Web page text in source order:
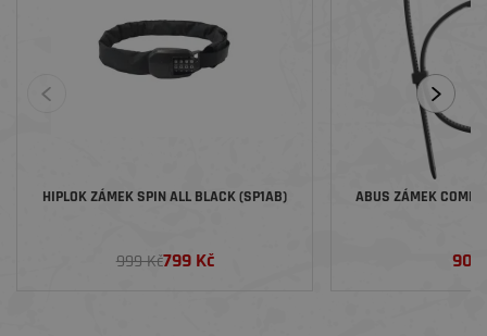
HIPLOK ZÁMEK SPIN ALL BLACK (SP1AB)
999 Kč799 Kč
ABUS ZÁMEK
909